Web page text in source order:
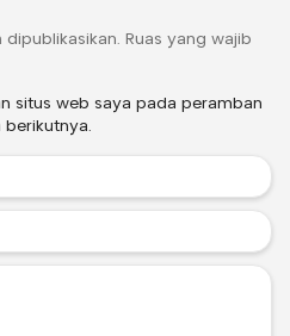
dipublikasikan. Ruas yang wajib
situs web saya pada peramban
berikutnya.